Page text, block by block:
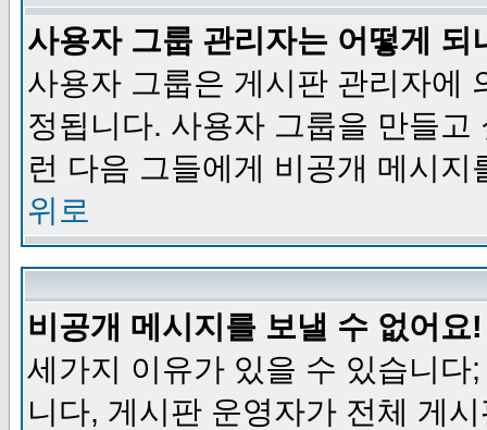
사용자 그룹 관리자는 어떻게 되
사용자 그룹은 게시판 관리자에
정됩니다. 사용자 그룹을 만들
런 다음 그들에게 비공개 메시지
위로
비공개 메시지를 보낼 수 없어요!
세가지 이유가 있을 수 있습니
니다, 게시판 운영자가 전체 게